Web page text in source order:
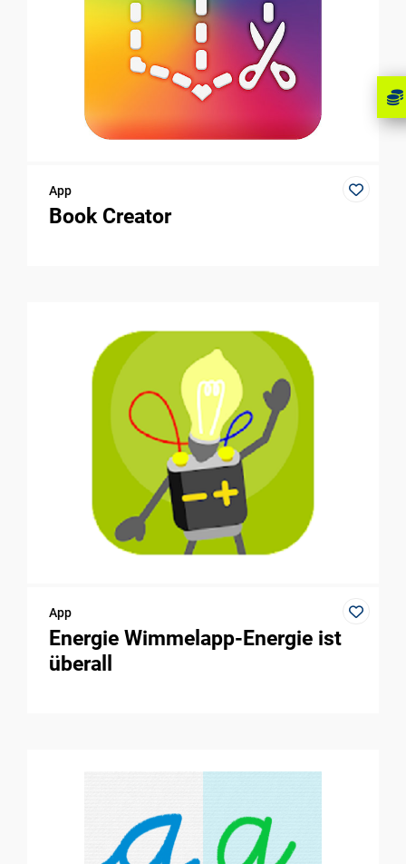
App
Book Creator
App
Energie Wimmelapp-Energie ist
überall